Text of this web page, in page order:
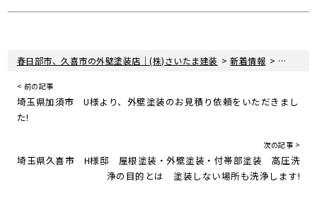
春日部市、久喜市の外壁塗装店｜(株)さいたま建装 >新着情報 > 埼玉県
< 前の記事
埼玉県加須市 U様より、外壁塗装のお見積り依頼をいただきまし
た!
次の記事 >
埼玉県久喜市 H様邸 屋根塗装・外壁塗装・付帯部塗装 高圧洗
浄の目的とは 塗装しない場所も洗浄します!